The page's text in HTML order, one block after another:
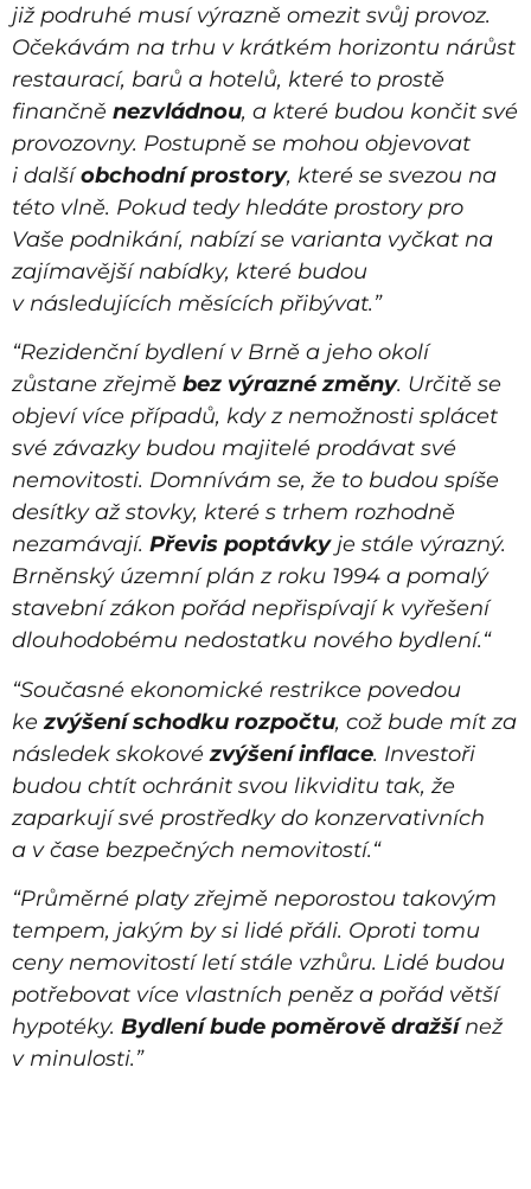
již podruhé musí výrazně omezit svůj provoz.
Očekávám na trhu v krátkém horizontu nárůst
restaurací, barů a hotelů, které to prostě
finančně nezvládnou, a které budou končit své
provozovny. Postupně se mohou objevovat
i dalšíobchodní prostory, které se svezou na
této vlně. Pokud tedy hledáte prostory pro
Vaše podnikání, nabízí se varianta vyčkat na
zajímavější nabídky, které budou
v následujících měsících přibývat.”
“Rezidenční bydlení v Brně a jeho okolí
zůstane zřejmě bez výrazné změny. Určitě se
objeví více případů, kdy z nemožnosti splácet
své závazky budou majitelé prodávat své
nemovitosti. Domnívám se, že to budou spíše
desítky až stovky, které s trhem rozhodně
nezamávají. Převis poptávkyje stále výrazný.
Brněnský územní plán z roku 1994 a pomalý
stavební zákon pořád nepřispívají k vyřešení
dlouhodobému nedostatku nového bydlení.“
“Současné ekonomické restrikce povedou
kezvýšení schodku rozpočtu, což bude mít za
následek skokovézvýšení inflace. Investoři
budou chtít ochránit svou likviditu tak, že
zaparkují své prostředky do konzervativních
a v čase bezpečných nemovitostí.“
“Průměrné platy zřejmě neporostou takovým
tempem, jakým by si lidé přáli. Oproti tomu
ceny nemovitostí letí stále vzhůru. Lidé budou
potřebovat více vlastních peněz a pořád větší
hypotéky. Bydlení bude poměrově dražšínež
v minulosti.”